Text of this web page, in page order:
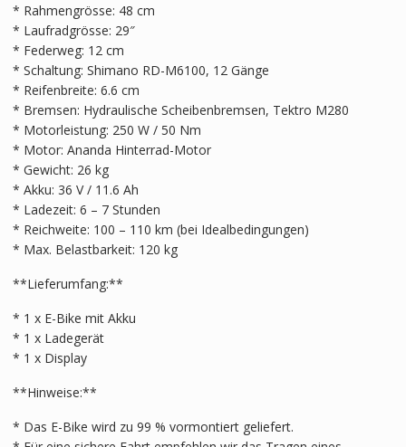
* Rahmengrösse: 48 cm
* Laufradgrösse: 29″
* Federweg: 12 cm
* Schaltung: Shimano RD-M6100, 12 Gänge
* Reifenbreite: 6.6 cm
* Bremsen: Hydraulische Scheibenbremsen, Tektro M280
* Motorleistung: 250 W / 50 Nm
* Motor: Ananda Hinterrad-Motor
* Gewicht: 26 kg
* Akku: 36 V / 11.6 Ah
* Ladezeit: 6 – 7 Stunden
* Reichweite: 100 – 110 km (bei Idealbedingungen)
* Max. Belastbarkeit: 120 kg
**Lieferumfang:**
* 1 x E-Bike mit Akku
* 1 x Ladegerät
* 1 x Display
**Hinweise:**
* Das E-Bike wird zu 99 % vormontiert geliefert.